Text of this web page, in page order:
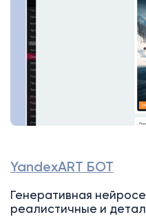
YandexART БОТ
Генеративная
реалистичные и